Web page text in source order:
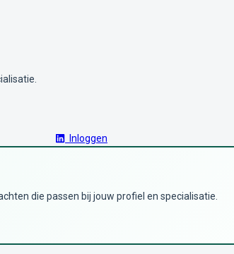
Inloggen
die passen bij jouw profiel en specialisatie.